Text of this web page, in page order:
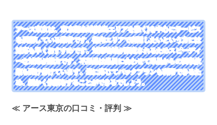
アース東京は、東京都全域(離島エリアを除く)を中心にサービス
を展開している業者です。都内エリアで利用したいという方には
対応も早くおすすめです。対応地域が限定されるためスピーディ
ーな対応が魅力です。不用品は品目に合わせて単品からの回収依
頼も受け付けています。量に応じてパックプランも利用できるた
め、細かく依頼をすることができるでしょう。
≪ アース東京の口コミ・評判 ≫